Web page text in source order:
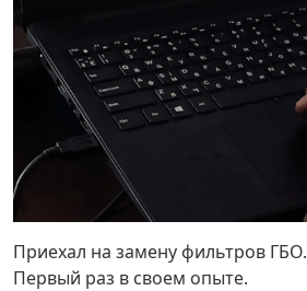
Приехал на замену фильтров ГБО.
Первый раз в своем опыте.